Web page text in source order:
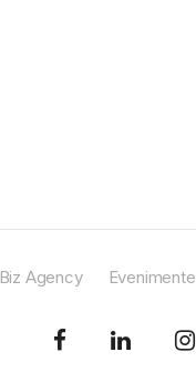
Biz Agency Evenimente